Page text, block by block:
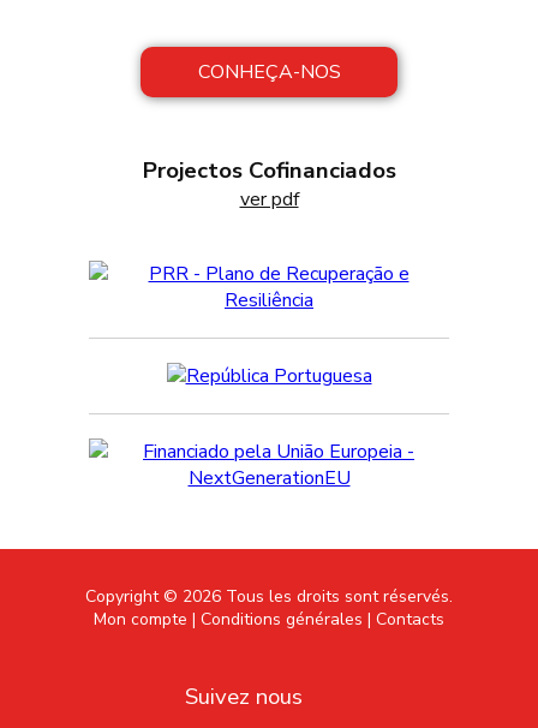
CONHEÇA-NOS
Projectos Cofinanciados
ver pdf
Copyright © 2026 Tous les droits sont réservés.
Mon compte | Conditions générales | Contacts
Suivez nous